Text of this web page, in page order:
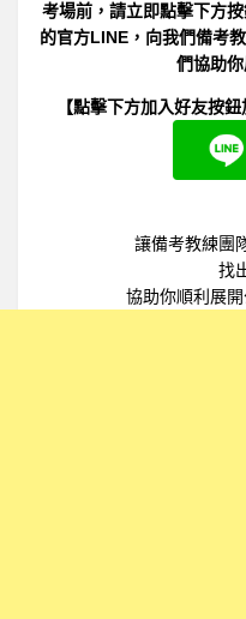
考場前，請立即點擊下方
的官方LINE，向我們備考
們協助
【點擊下方加入好友按
讓備考教練團
找
協助你順利展